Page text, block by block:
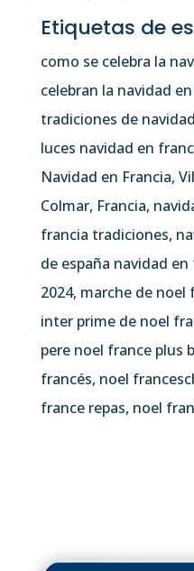
Etiquetas de
como se celebra la
celebran la navidad
tradiciones de
luces navidad en
Navidad en Francia,
Colmar, Francia,
francia tradiciones,
de españa navidad
2024, marche de
inter prime de noel
pere noel france plus
francés, noel
france repas, noel